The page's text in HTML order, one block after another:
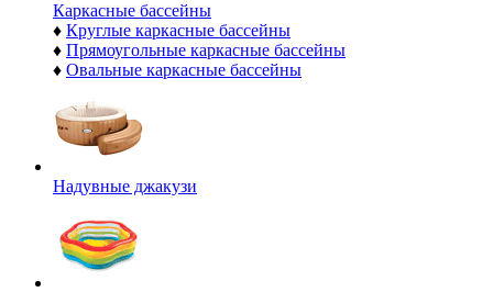
Каркасные бассейны
♦ Круглые каркасные бассейны
♦ Прямоугольные каркасные бассейны
♦ Овальные каркасные бассейны
Надувные джакузи